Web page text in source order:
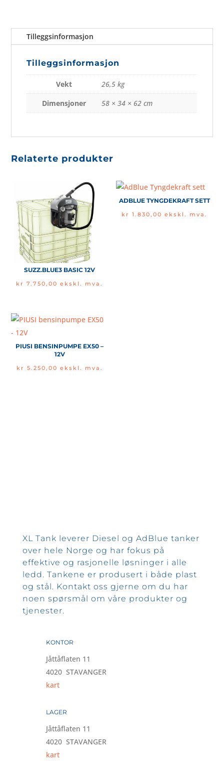
Tilleggsinformasjon
Tilleggsinformasjon
Vekt
26,5 kg
Dimensjoner
58 × 34 × 62 cm
Relaterte produkter
SUZZ.BLUE3 BASIC 12V
kr 7.750,00 ekskl. mva.
ADBLUE TYNGDEKRAFT SETT
kr 1.830,00 ekskl. mva.
PIUSI BENSINPUMPE EX50 –
12V
kr 5.250,00 ekskl. mva.
XL Tank leverer Diesel og AdBlue tanker
over hele Norge og har fokus på
effektive og rasjonelle løsninger i alle
ledd. Tankene er produsert i både plast
og stål. Kontakt oss gjerne om du har
noen spørsmål om våre produkter og
tjenester.
KONTOR
Jåttåflaten 11
4020 STAVANGER
kart
LAGER
Jåttåflaten 11
4020 STAVANGER
kart